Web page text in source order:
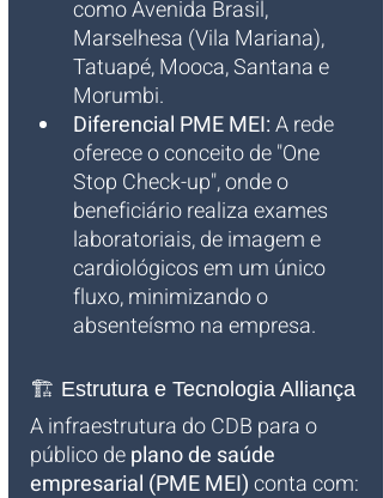
como Avenida Brasil,
Marselhesa (Vila Mariana),
Tatuapé, Mooca, Santana e
Morumbi.
Diferencial PME MEI: A rede
oferece o conceito de "One
Stop Check-up", onde o
beneficiário realiza exames
laboratoriais, de imagem e
cardiológicos em um único
fluxo, minimizando o
absenteísmo na empresa.
🏗️ Estrutura e Tecnologia Alliança
A infraestrutura do CDB para o
público de plano de saúde
empresarial (PME MEI) conta com: